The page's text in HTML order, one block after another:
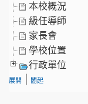
本校概況
級任導師
家長會
學校位置
行政單位
展開 闔起